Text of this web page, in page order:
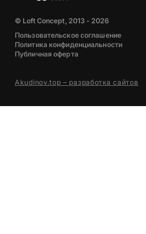
© Loft Concept, 2013 - 2026
Пользовательское соглашение
Политика конфиденциальности
Публичная оферта
Akudinov.top – разработка сайтов